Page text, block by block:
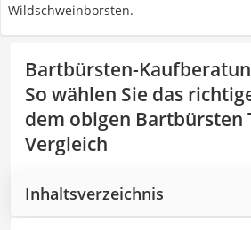
Wildschweinborsten.
Bartbürsten-
So wählen Sie das
dem obigen Bartbürsten
Vergleich
Inhaltsverzeichnis